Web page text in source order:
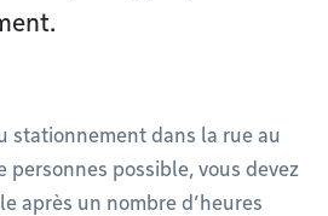
stationnement dans la rue au
personnes possible, vous devez
après un nombre d’heures